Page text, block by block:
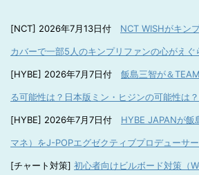
[NCT] 2026年7月13日付 NCT WISHがキン
カバーで一部5人のキンプリファンの心がえぐ
[HYBE] 2026年7月7日付 飯島三智が＆
る可能性は？日本版ミン・ヒジンの可能性は
[HYBE] 2026年7月7日付 HYBE JAPANが飯
マネ）をJ-POPエグゼクティブプロデューサ
[チャート対策] 初心者向けビルボード対策（